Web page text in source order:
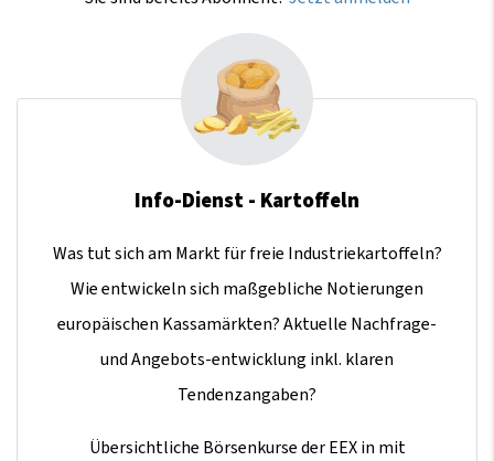
Info-Dienst - Kartoffeln
Was tut sich am Markt für freie Industriekartoffeln?
Wie entwickeln sich maßgebliche Notierungen
europäischen Kassamärkten? Aktuelle Nachfrage-
und Angebots-entwicklung inkl. klaren
Tendenzangaben?
Übersichtliche Börsenkurse der EEX in mit